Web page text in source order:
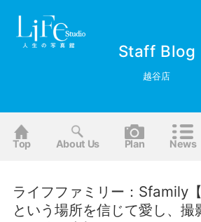
Staff Blog
越谷店
Top About Us Plan News
ライフファミリー：Sfamily
という場所を信じて愛し、撮